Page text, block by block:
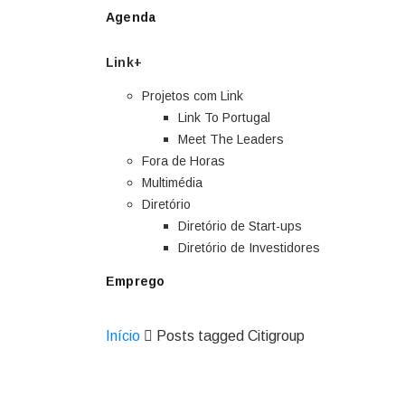
Agenda
Link+
Projetos com Link
Link To Portugal
Meet The Leaders
Fora de Horas
Multimédia
Diretório
Diretório de Start-ups
Diretório de Investidores
Emprego
Início Posts tagged Citigroup